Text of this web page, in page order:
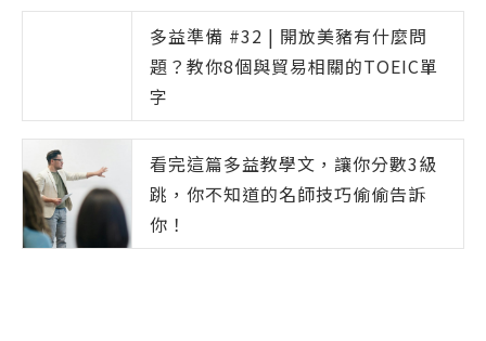
多益準備 #32 | 開放美豬有什麼問
題？教你8個與貿易相關的TOEIC單
字
看完這篇多益教學文，讓你分數3級
跳，你不知道的名師技巧偷偷告訴
你！